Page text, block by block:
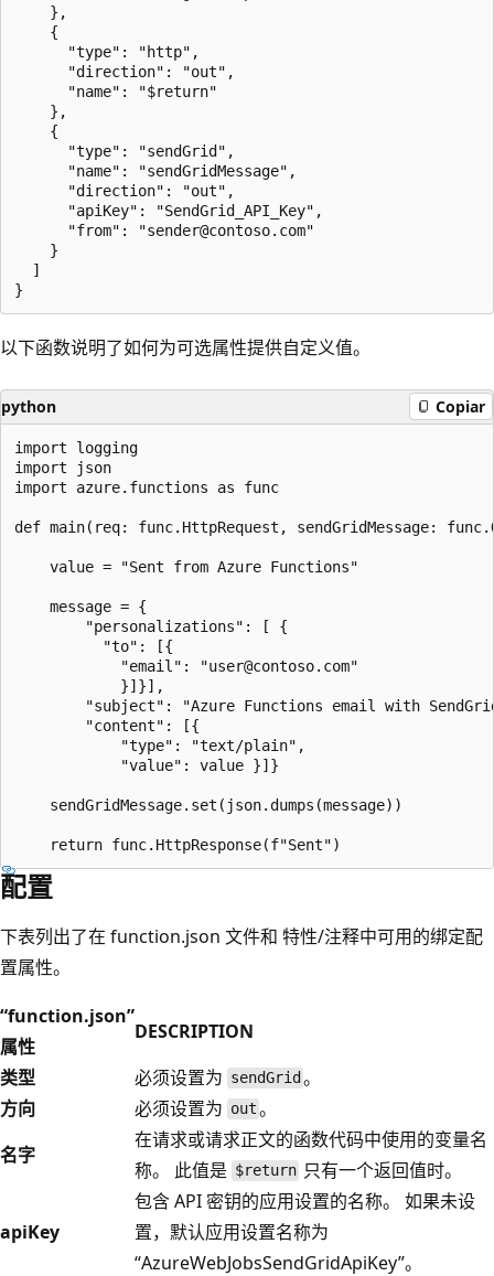
    },
    {
      "type": "http",
      "direction": "out",
      "name": "$return"
    },
    {
      "type": "sendGrid",
      "name": "sendGridMessage",
      "direction": "out",
      "apiKey": "SendGrid_API_Key",
      "from": "sender@contoso.com"
    }
  ]
以下函数说明了如何为可选属性提供自定义值。
python Copiar
import logging
import json
import azure.functions as func
def main(req: func.HttpRequest, sendGridMessage:
    value = "Sent from Azure Functions"
    message = {
        "personalizations": [ {
          "to": [{
            "email": "user@contoso.com"
            }]}],
"subject": "Azure Functions email with
        "content": [{
            "type": "text/plain",
            "value": value }]}
    sendGridMessage.set(json.dumps(message))
配置
下表列出了在 function.json 文件和 特性/注释中可用的绑定配
置属性。
“function.json”
属性
DESCRIPTION
类型
必须设置为 sendGrid 。
方向
必须设置为 out 。
名字
在请求或请求正文的函数代码中使用的变量名
称。 此值是 $return 只有一个返回值时。
apiKey
包含 API 密钥的应用设置的名称。 如果未设
置，默认应用设置名称为
“AzureWebJobsSendGridApiKey”。